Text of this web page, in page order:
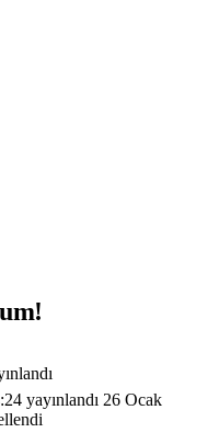
yayınlandı 26 Ocak